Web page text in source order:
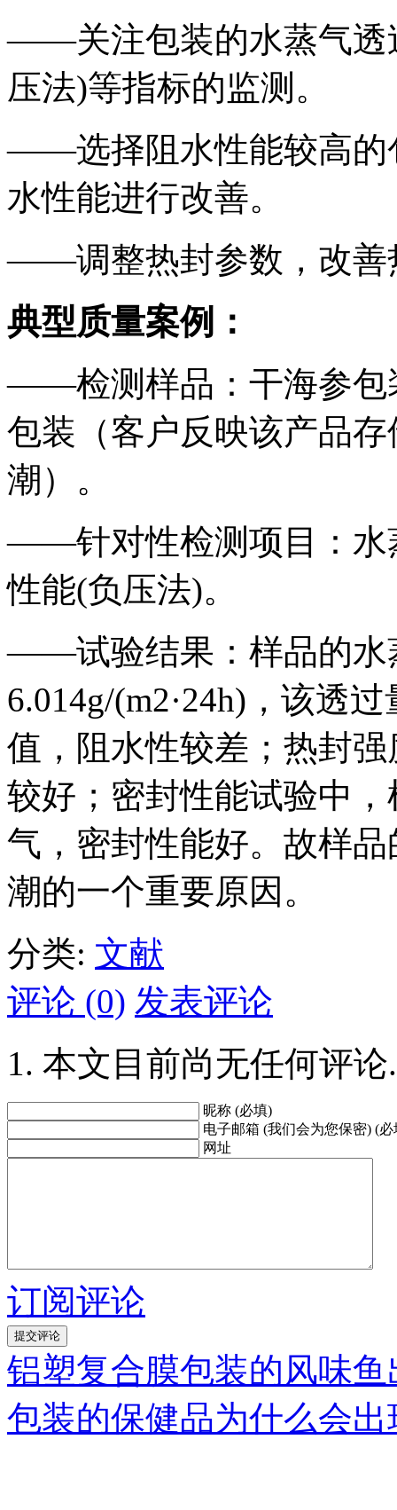
——关注包装的水蒸气透
压法)等指标的监测。
——选择阻水性能较高的
水性能进行改善。
——调整热封参数，改善
典型质量案例：
——检测样品：干海参包
包装（客户反映该产品
潮）。
——针对性检测项目：水
性能(负压法)。
——试验结果：样品的水
6.014g/(m2·24h)，该透
值，阻水性较差；热封强
较好；密封性能试验中
气，密封性能好。故样
潮的一个重要原因。
分类: 文献
评论 (0) 发表评论
本文目前尚无任何评论.
昵称 (必填)
电子邮箱 (我们会为您保密) (必
网址
订阅评论
铝塑复合膜包装的风味
包装的保健品为什么会